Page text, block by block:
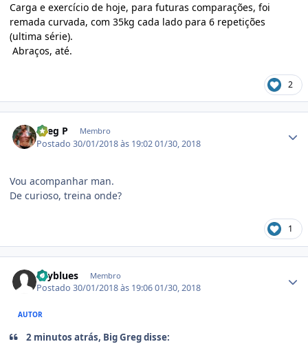
Carga e exercício de hoje, para futuras comparações, foi
remada curvada, com 35kg cada lado para 6 repetições
(ultima série).
Abraços, até.
2
Greg P Membro
Postado30/01/2018 às 19:0201/30, 2018
Vou acompanhar man.
De curioso, treina onde?
1
skyblues Membro
Postado30/01/2018 às 19:0601/30, 2018
AUTOR
2 minutos atrás, Big Greg disse: